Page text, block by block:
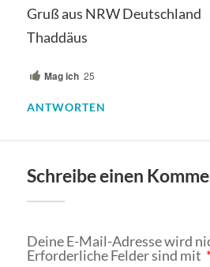
Gruß aus NRW Deutschland
Thaddäus
Mag ich 25
ANTWORTEN
Schreibe einen
Deine E-Mail-Adresse wird
Erforderliche Felder sind mit